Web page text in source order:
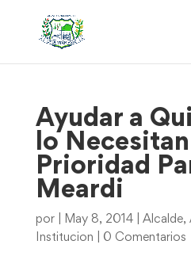
Ayudar a
lo Necesitan
Prioridad
Meardi
por May 8, 2014| Alcalde,
Institucion
0 Comentarios